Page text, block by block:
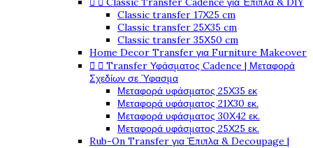
Classic transfer 17Χ25 cm
Classic transfer 25Χ35 cm
Classic transfer 35Χ50 cm
Home Decor Transfer για Furniture Makeover
  Transfer Υφάσματος Cadence | Μεταφορά
Σχεδίων σε Ύφασμα
Μεταφορά υφάσματος 25Χ35 εκ
Μεταφορά υφάσματος 21Χ30 εκ.
Μεταφορά υφάσματος 30Χ42 εκ.
Μεταφορά υφάσματος 25Χ25 εκ.
Rub-On Transfer για Έπιπλα & Decoupage |